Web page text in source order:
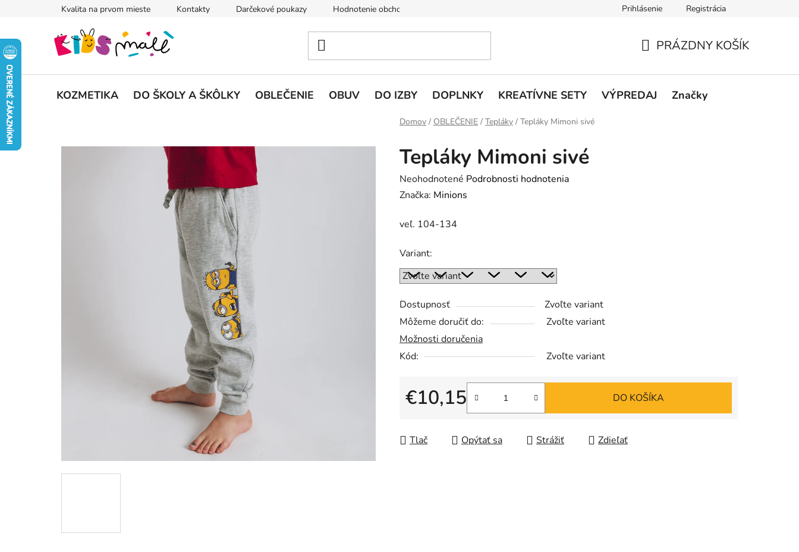
Kvalita na prvom mieste Kontakty Darčekové poukazy Hodnotenie obchodu Podmienky ochrany osobných údajov
Prihlásenie Registrácia
KOŠÍK
PRÁZDNY KOŠÍK
KOZMETIKA DO ŠKOLY A ŠKÔLKY OBLEČENIE OBUV DO IZBY DOPLNKY KREATÍVNE SETY VÝPREDAJ Značky
Domov / OBLEČENIE / Tepláky / Tepláky Mimoni sivé
Tepláky Mimoni sivé
Priemerné
hodnotenie
je
z
5
Neohodnotené Podrobnosti hodnotenia
Značka: Minions
veľ. 104-134
Variant:
Dostupnosť
Zvoľte variant
Môžeme doručiť do:
Zvoľte variant
Možnosti doručenia
Kód:
Zvoľte variant
€10,15
Jednotková cena:
DO KOŠÍKA
Tlač Opýtať sa Strážiť Zdieľať